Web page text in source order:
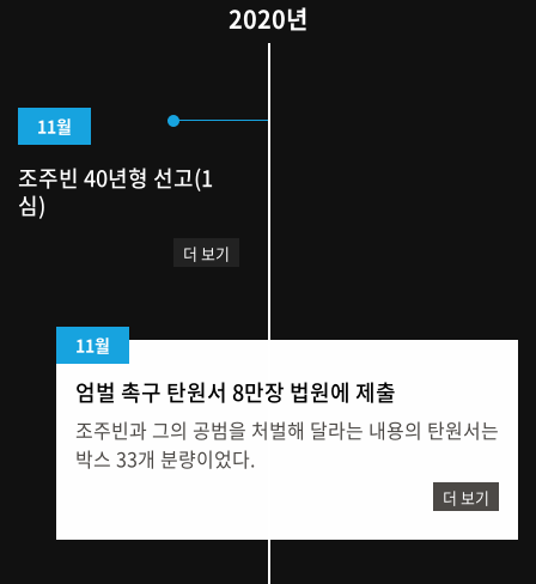
2020년
11월
조주빈 40년형 선고(1
심)
더 보기
11월
엄벌 촉구 탄원서 8만장 법원에 제출
조주빈과 그의 공범을 처벌해 달라는 내용의 탄원서는
박스 33개 분량이었다.
더 보기